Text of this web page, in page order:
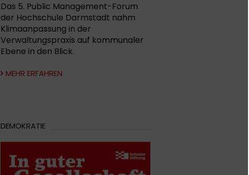
Das 5. Public Management-Forum
der Hochschule Darmstadt nahm
Klimaanpassung in der
Verwaltungspraxis auf kommunaler
Ebene in den Blick.
MEHR ERFAHREN
DEMOKRATIE